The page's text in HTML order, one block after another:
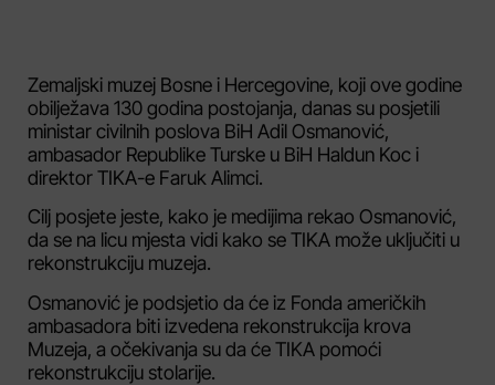
Zemaljski muzej Bosne i Hercegovine, koji ove godine
obilježava 130 godina postojanja, danas su posjetili
ministar civilnih poslova BiH Adil Osmanović,
ambasador Republike Turske u BiH Haldun Koc i
direktor TIKA-e Faruk Alimci.
Cilj posjete jeste, kako je medijima rekao Osmanović,
da se na licu mjesta vidi kako se TIKA može uključiti u
rekonstrukciju muzeja.
Osmanović je podsjetio da će iz Fonda američkih
ambasadora biti izvedena rekonstrukcija krova
Muzeja, a očekivanja su da će TIKA pomoći
rekonstrukciju stolarije.